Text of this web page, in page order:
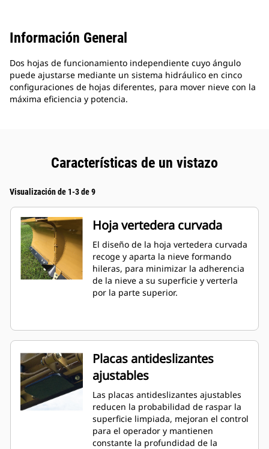
Información General
Dos hojas de funcionamiento independiente cuyo ángulo
puede ajustarse mediante un sistema hidráulico en cinco
configuraciones de hojas diferentes, para mover nieve con la
máxima eficiencia y potencia.
Características de un vistazo
Visualización de 1-3 de 9
Hoja vertedera curvada
El diseño de la hoja vertedera curvada
recoge y aparta la nieve formando
hileras, para minimizar la adherencia
de la nieve a su superficie y verterla
por la parte superior.
Placas antideslizantes
ajustables
Las placas antideslizantes ajustables
reducen la probabilidad de raspar la
superficie limpiada, mejoran el control
para el operador y mantienen
constante la profundidad de la